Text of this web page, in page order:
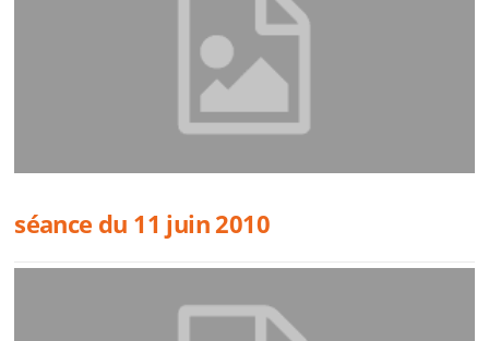
séance du 11 juin 2010